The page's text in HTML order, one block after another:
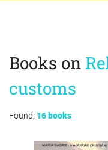
Found: 16 books
Books on
customs